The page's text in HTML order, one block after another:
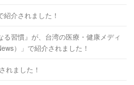
介されました！
る習慣』が、台湾の医療・健康メディ
）」で紹介されました！
れました！